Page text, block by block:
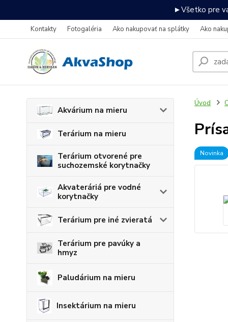
►Všetko pre
Kontakty Fotogaléria Ako nakupovať na splátky Ako
Akvárium na mieru
Terárium na mieru
Terárium otvorené pre
suchozemské korytnačky
Akvateráriá pre vodné
korytnačky
Terárium pre iné zvieratá
Terárium pre pavúky a
hmyz
Paludárium na mieru
Insektárium na mieru
Úvod
Novinka